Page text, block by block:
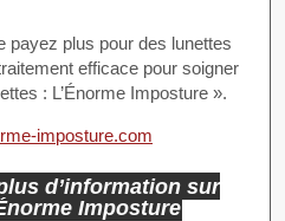
payez plus pour des lunettes
efficace pour soigner
: L’Énorme Imposture ».
imposture.com
d’information sur
Imposture